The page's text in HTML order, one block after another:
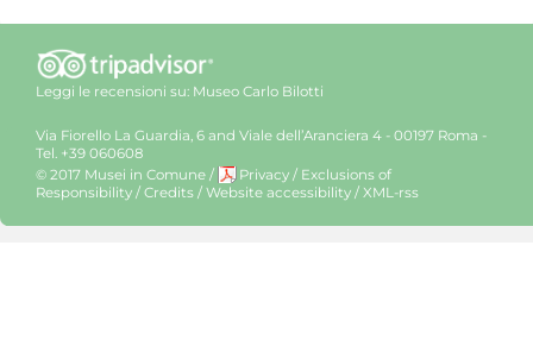
Leggi le recensioni su: Museo Carlo Bilotti
Via Fiorello La Guardia, 6 and Viale dell’Aranciera 4 - 00197 Roma -
Tel. +39 060608
© 2017 Musei in Comune / Privacy / Exclusions of
Responsibility / Credits / Website accessibility / XML-rss